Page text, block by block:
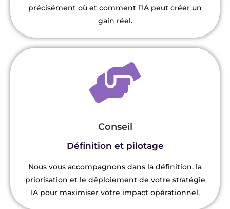
précisément où et comment l’IA peut créer un
gain réel.
Conseil
Définition et pilotage
Nous vous accompagnons dans la définition, la
priorisation et le déploiement de votre stratégie
IA pour maximiser votre impact opérationnel.